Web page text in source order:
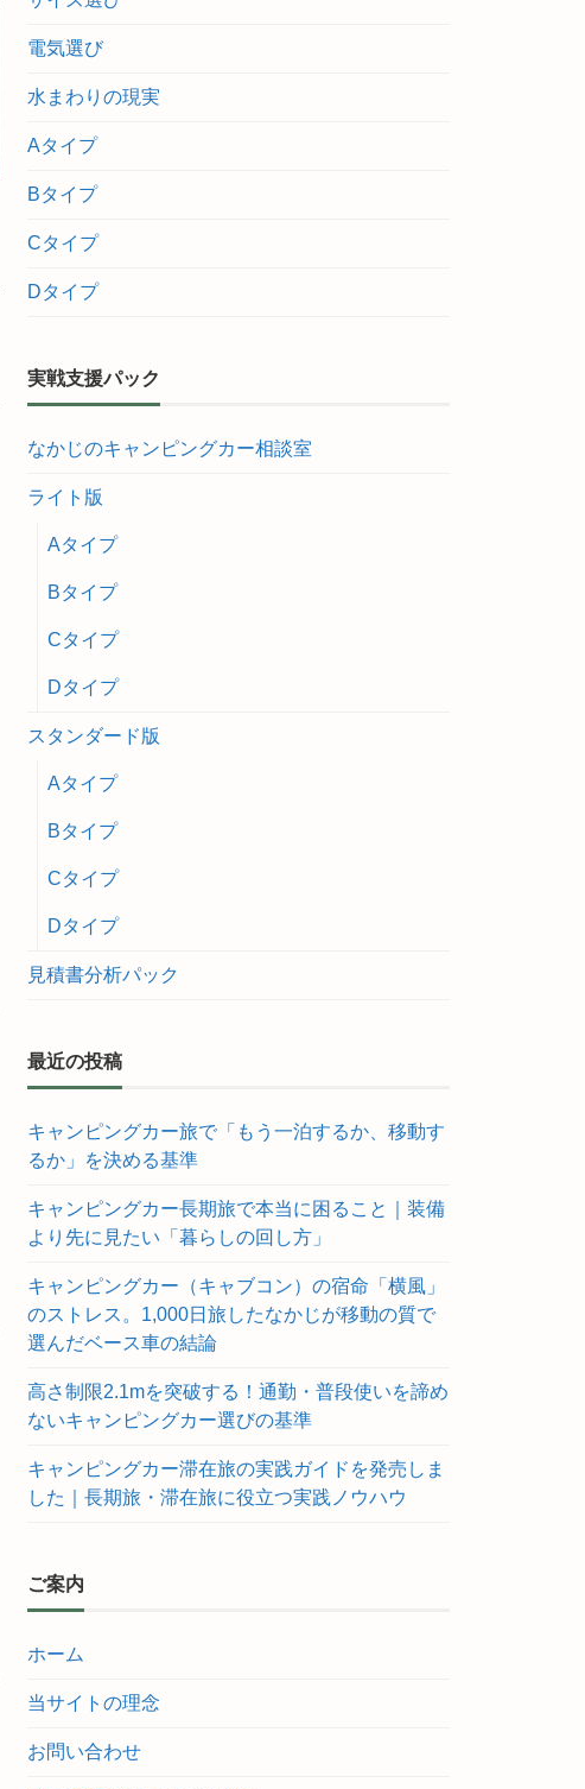
電気選び
水まわりの現実
Aタイプ
Bタイプ
Cタイプ
Dタイプ
実戦支援パック
なかじのキャンピングカー相談室
ライト版
Aタイプ
Bタイプ
Cタイプ
Dタイプ
スタンダード版
Aタイプ
Bタイプ
Cタイプ
Dタイプ
見積書分析パック
最近の投稿
キャンピングカー旅で「もう一泊するか、移動す
るか」を決める基準
キャンピングカー長期旅で本当に困ること｜装備
より先に見たい「暮らしの回し方」
キャンピングカー（キャブコン）の宿命「横風」
のストレス。1,000日旅したなかじが移動の質で
選んだベース車の結論
高さ制限2.1mを突破する！通勤・普段使いを諦め
ないキャンピングカー選びの基準
キャンピングカー滞在旅の実践ガイドを発売しま
した｜長期旅・滞在旅に役立つ実践ノウハウ
ご案内
ホーム
当サイトの理念
お問い合わせ